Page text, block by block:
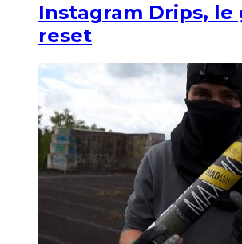
Instagram Drips, le
reset